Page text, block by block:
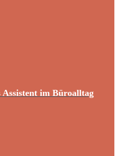
im Büroalltag